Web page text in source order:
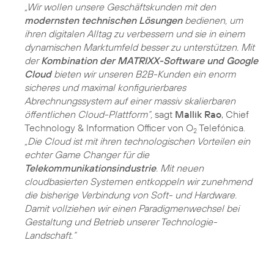
„Wir wollen unsere Geschäftskunden mit den
modernsten technischen Lösungenbedienen, um
ihren digitalen Alltag zu verbessern und sie in einem
dynamischen Marktumfeld besser zu unterstützen. Mit
derKombination der MATRIXX-Software und Google
Cloudbieten wir unseren B2B-Kunden ein enorm
sicheres und maximal konfigurierbares
Abrechnungssystem auf einer massiv skalierbaren
öffentlichen Cloud-Plattform“, sagt Mallik Rao, Chief
Technology & Information Officer von O2 Telefónica.
„Die Cloud ist mit ihren technologischen Vorteilen ein
echter Game Changer für die
Telekommunikationsindustrie. Mit neuen
cloudbasierten Systemen entkoppeln wir zunehmend
die bisherige Verbindung von Soft- und Hardware.
Damit vollziehen wir einen Paradigmenwechsel bei
Gestaltung und Betrieb unserer Technologie-
Landschaft.“